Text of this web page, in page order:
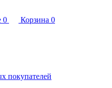
0 Корзина 0
покупателей